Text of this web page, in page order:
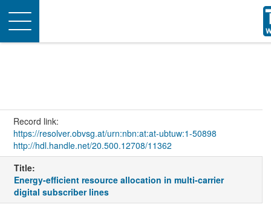
Toggle
navigation
Record link:
https://resolver.obvsg.at/urn:nbn:at:at-ubtuw:1-50898
http://hdl.handle.net/20.500.12708/11362
Title:
Energy-efficient resource allocation in multi-carrier
digital subscriber lines